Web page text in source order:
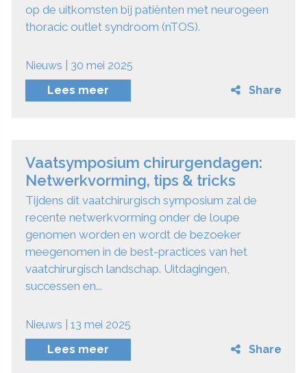
op de uitkomsten bij patiënten met neurogeen
thoracic outlet syndroom (nTOS).
Nieuws | 30 mei 2025
Lees meer
Share
Vaatsymposium chirurgendagen:
Netwerkvorming, tips & tricks
Tijdens dit vaatchirurgisch symposium zal de
recente netwerkvorming onder de loupe
genomen worden en wordt de bezoeker
meegenomen in de best-practices van het
vaatchirurgisch landschap. Uitdagingen,
successen en...
Nieuws | 13 mei 2025
Lees meer
Share